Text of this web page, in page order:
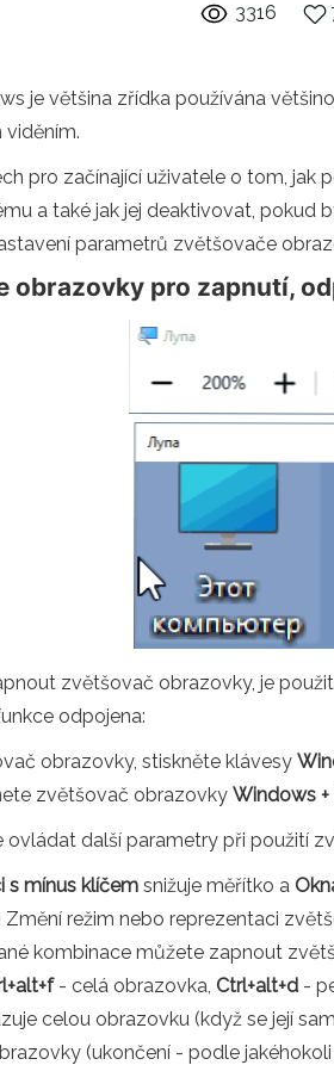
3316
je většina zřídka používána
pro začínající uživatele o tom,
a také jak jej deaktivovat,
parametrů zvětšovače
obrazovky pro zapnutí,
zvětšovač obrazovky, je
odpojena:
obrazovky, stiskněte klávesy
zvětšovač obrazovky Windows +
ovládat další parametry při použití
s mínus klíčem snižuje měřítko a
Změní režim nebo reprezentaci
kombinace můžete zapnout
- celá obrazovka, Ctrl+alt+d -
celou obrazovku (když se její
(ukončení - podle jakéhokoli